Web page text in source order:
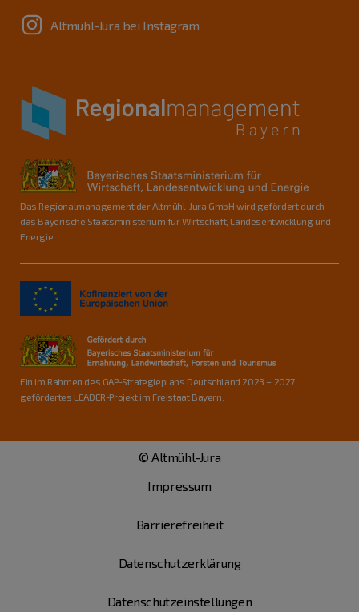
Altmühl-Jura bei Instagram
Das Regionalmanagement der Altmühl-Jura GmbH wird gefördert durch
das Bayerische Staatsministerium für Wirtschaft, Landesentwicklung und
Energie.
Ein im Rahmen des GAP-Strategieplans Deutschland 2023 – 2027
gefördertes LEADER-Projekt im Freistaat Bayern.
© Altmühl-Jura
Impressum
Barrierefreiheit
Datenschutzerklärung
Datenschutzeinstellungen